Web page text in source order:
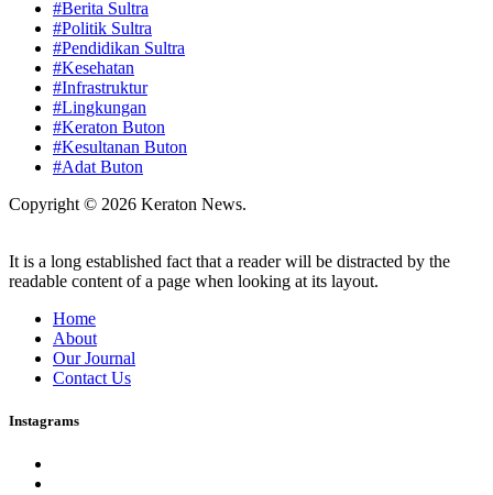
#Berita Sultra
#Politik Sultra
#Pendidikan Sultra
#Kesehatan
#Infrastruktur
#Lingkungan
#Keraton Buton
#Kesultanan Buton
#Adat Buton
Copyright © 2026 Keraton News.
It is a long established fact that a reader will be distracted by the
readable content of a page when looking at its layout.
Home
About
Our Journal
Contact Us
Instagrams